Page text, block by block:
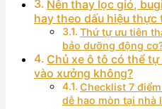
Nên thay lọc gió,
hay theo dấu hiệu thực
Thứ tự ưu tiên
bảo dưỡng động
Chủ xe ô tô có thể
vào xưởng không?
Checklist 7
dễ hao mòn tại nhà